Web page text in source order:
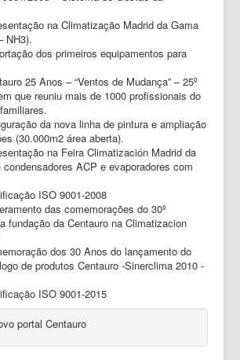
na Climatização Madrid da Gama
NH3).
dos primeiros equipamentos para
25 Anos – “Ventos de Mudança” – 25º
que reuniu mais de 1000 profissionais do
da nova linha de pintura e ampliação
(30.000m2 área aberta).
na Feira Climatización Madrid da
condensadores ACP e evaporadores com
ISO 9001-2008
das comemorações do 30º
fundação da Centauro na Climatizacion
dos 30 Anos do lançamento do
de produtos Centauro -Sinerclima 2010 -
ISO 9001-2015
portal Centauro